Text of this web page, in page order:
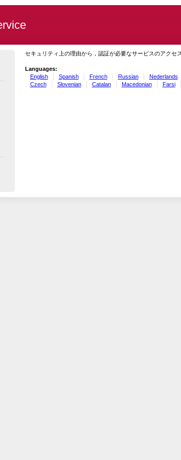
セキュリティ上の理由から，認証が必要なサービスのアクセ
Languages:
English
Spanish French Russian Nederlands
Czech
Slovenian Catalan Macedonian Farsi